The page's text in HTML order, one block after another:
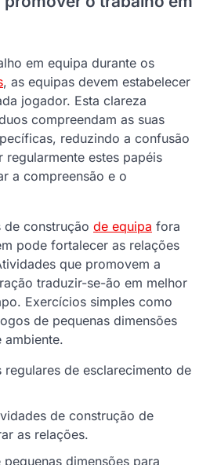
em equipa durante os
, as equipas devem estabelecer
jogador. Esta clareza
compreendam as suas
reduzindo a confusão
regularmente estes papéis
a compreensão e o
construção de equipa fora
pode fortalecer as relações
que promovem a
traduzir-se-ão em melhor
Exercícios simples como
de pequenas dimensões
ambiente.
regulares de esclarecimento de
de construção de
as relações.
dimensões para